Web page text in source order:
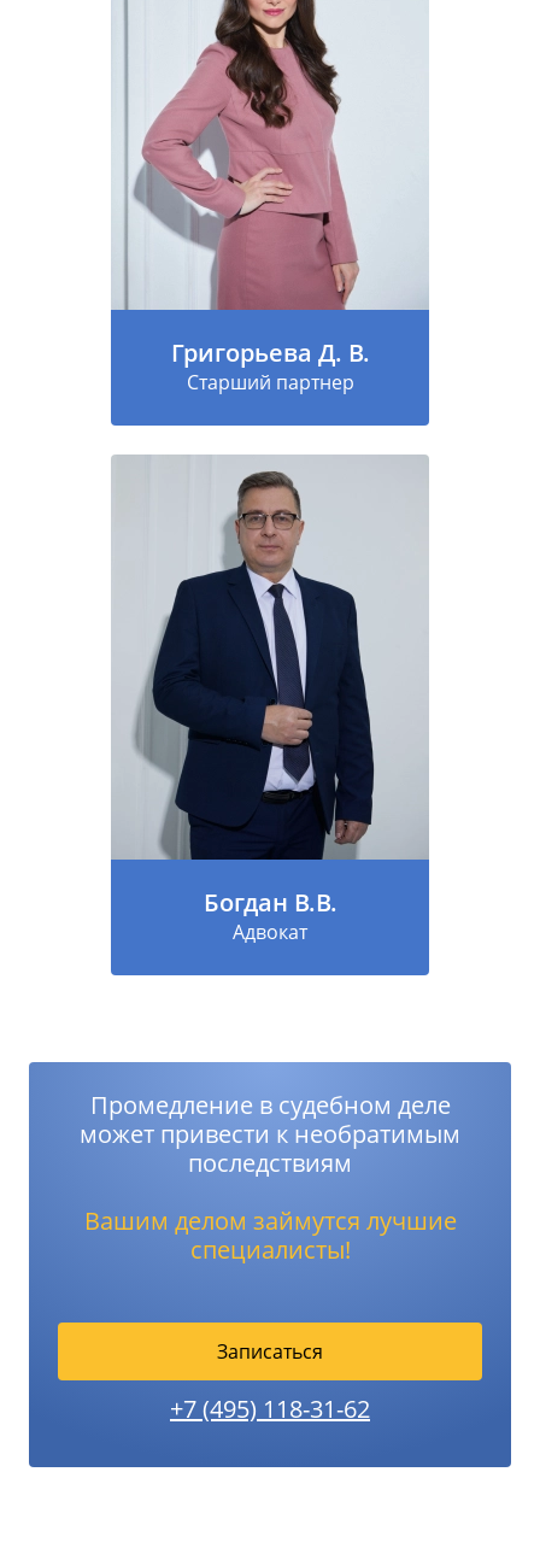
Григорьева Д. В.
Старший партнер
Богдан В.В.
Адвокат
Промедление в судебном деле
может привести к необратимым
последствиям
Вашим делом займутся лучшие
специалисты!
Записаться
+7 (495) 118-31-62